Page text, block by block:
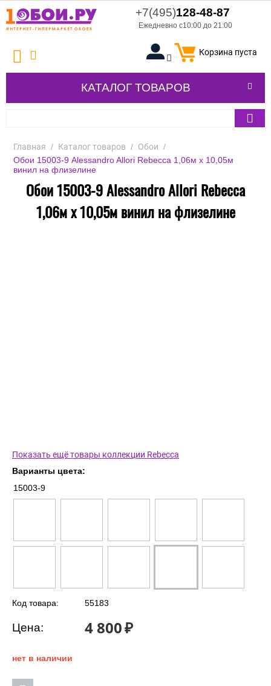
+7(495)128-48-87
Ежедневно с10:00 до 21:00
Корзина пуста
КАТАЛОГ ТОВАРОВ
Главная / Каталог товаров / Обои /
Обои 15003-9 Alessandro Allori Rebecca 1,06м х 10,05м
винил на флизелине
Обои 15003-9 Alessandro Allori Rebecca
1,06м х 10,05м винил на флизелине
Показать ещё товары коллекции Rebecca
Варианты цвета:
15003-9
Код товара: 55183
Цена: 4 800₽
нет в наличии